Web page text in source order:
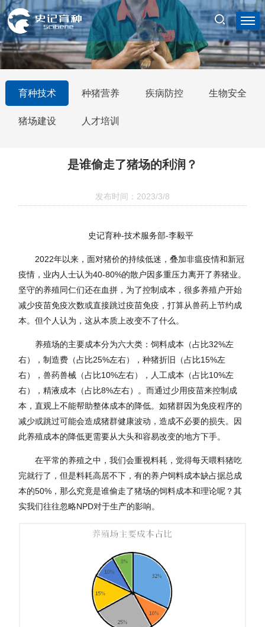
育种技术 种猪营养 疾病防控 生物安全
猪场建设 人才培训
是谁偷走了猪场的利润？
发布时间：2023/3/8
史记育种-技术服务部-李毅平
2022年以来，面对猪价的持续低迷，叠加非瘟疫情和新冠
疫情，业内人士认为40-80%的散户因多重压力离开了养猪业。
坚守的养殖同仁们还在血拼，为了控制成本，很多养殖户开始
减少疫苗免疫次数或直接跳过疫苗免疫，打算从兽药上节约成
本。但个人认为，这从本质上改变不了什么。
养殖场的主要成本分为六大类：饲料成本（占比32%左
右），制造费（占比25%左右），种猪折旧（占比15%左
右），兽药兽械（占比10%左右），人工成本（占比10%左
右），精液成本（占比8%左右）。而通过少用疫苗来控制成
本，直观上不能帮助整体成本的降低。如猪群因为免疫程序的
减少或跳过可能会造成猪群健康波动，造成不必要的损失。因
此养殖成本的降低更需要从大头和容易改变的地方下手。
在平常的养殖之中，我们会重视料耗，觉得每天喂料猪吃
完就行了，但是料耗高居不下，有的养户饲料成本缺占据总成
本的50%，那么究竟是谁偷走了猪场的饲料成本和理论呢？其
实我们往往忽略NPD对于生产的影响。